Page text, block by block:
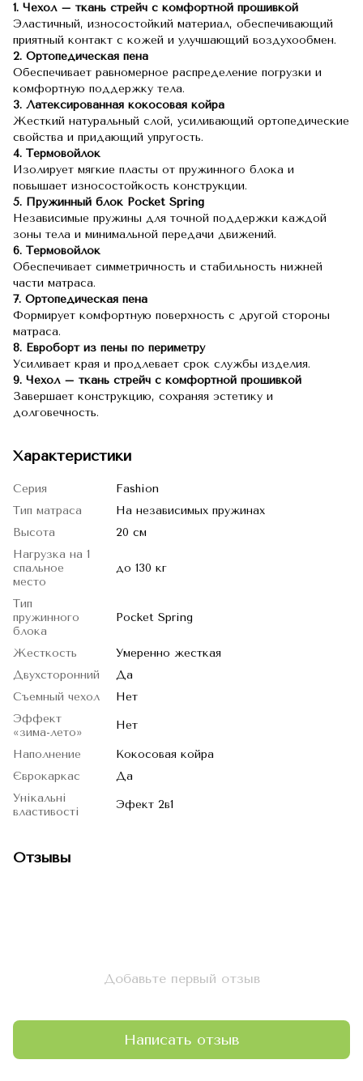
1. Чехол – ткань стрейч с комфортной прошивкой
Эластичный, износостойкий материал, обеспечивающий
приятный контакт с кожей и улучшающий воздухообмен.
2. Ортопедическая пена
Обеспечивает равномерное распределение погрузки и
комфортную поддержку тела.
3. Латексированная кокосовая койра
Жесткий натуральный слой, усиливающий ортопедические
свойства и придающий упругость.
4. Термовойлок
Изолирует мягкие пласты от пружинного блока и
повышает износостойкость конструкции.
5. Пружинный блок Pocket Spring
Независимые пружины для точной поддержки каждой
зоны тела и минимальной передачи движений.
6. Термовойлок
Обеспечивает симметричность и стабильность нижней
части матраса.
7. Ортопедическая пена
Формирует комфортную поверхность с другой стороны
матраса.
8. Евроборт из пены по периметру
Усиливает края и продлевает срок службы изделия.
9. Чехол – ткань стрейч с комфортной прошивкой
Завершает конструкцию, сохраняя эстетику и
долговечность.
Характеристики
Серия
Fashion
Тип матраса
На независимых пружинах
Высота
20 см
Нагрузка на 1
спальное
место
до 130 кг
Тип
пружинного
блока
Pocket Spring
Жесткость
Умеренно жесткая
Двухсторонний
Да
Съемный чехол
Нет
Эффект
«зима-лето»
Нет
Наполнение
Кокосовая койра
Єврокаркас
Да
Унікальні
властивості
Эфект 2в1
Отзывы
Добавьте первый отзыв
Написать отзыв